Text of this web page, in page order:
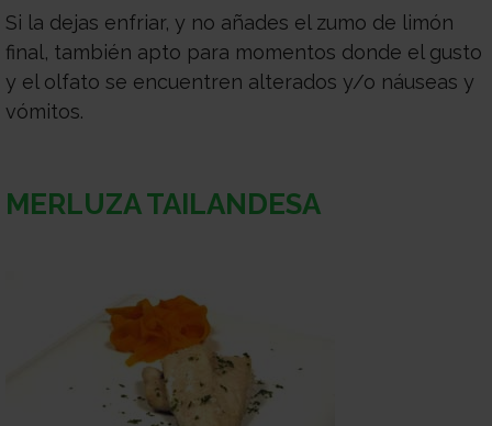
Si la dejas enfriar, y no añades el zumo de limón
final, también apto para momentos donde el gusto
y el olfato se encuentren alterados y/o náuseas y
vómitos.
MERLUZA TAILANDESA